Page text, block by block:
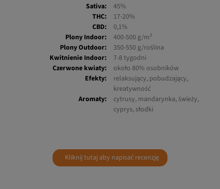
Odmiana:
SWS79
Indica:
55%
Sativa:
45%
THC:
17-20%
CBD:
0,1%
Plony Indoor:
400-500 g/m²
Plony Outdoor:
350-550 g/roślina
Kwitnienie Indoor:
7-8 tygodni
około 80% osobników
Efekty:
relaksujący, pobudzający,
kreatywność